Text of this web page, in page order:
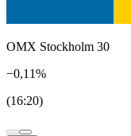
OMX Stockholm 30
−0,11%
(16:20)